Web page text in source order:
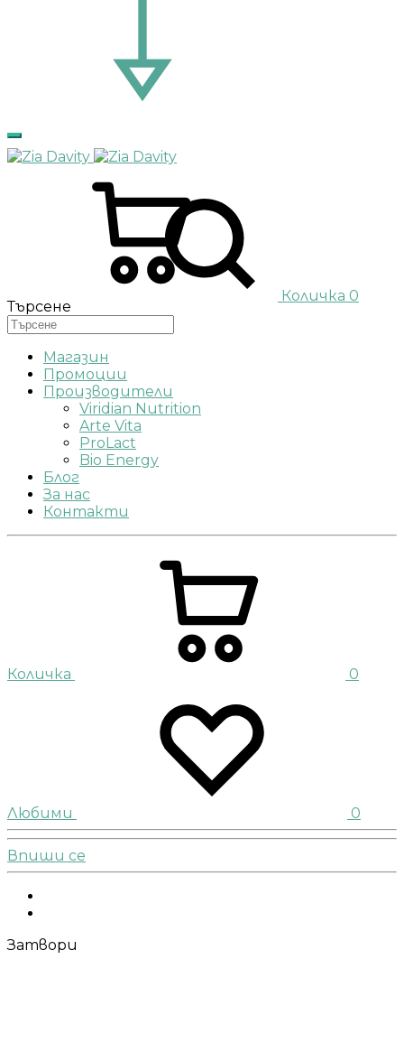
Количка 0
Търсене
Магазин
Промоции
Производители
Viridian Nutrition
Arte Vita
ProLact
Bio Energy
Блог
За нас
Контакти
Количка 0
Любими 0
Впиши се
Затвори